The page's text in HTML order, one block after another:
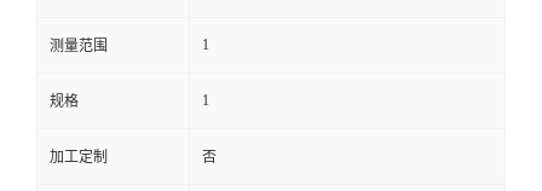
测量范围 1
规格 1
加工定制 否